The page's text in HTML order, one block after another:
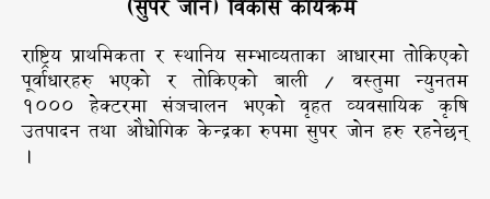
(सुपर जोन) विकास कार्यक्रम
राष्ट्रिय प्राथमिकता र स्थानिय सम्भाव्यताका आधारमा तोकिएको
पूर्वाधारहरु भएको र तोकिएको बाली / वस्तुमा न्युनतम
१००० हेक्टरमा संञचालन भएको वृहत व्यवसायिक कृषि
उतपादन तथा औधोगिक केन्द्रका रुपमा सुपर जोन हरु रहनेछन्
।